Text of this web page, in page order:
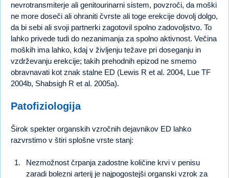
nevrotransmiterje ali genitourinarni sistem, povzroči, da moški
ne more doseči ali ohraniti čvrste ali toge erekcije dovolj dolgo,
da bi sebi ali svoji partnerki zagotovil spolno zadovoljstvo. To
lahko privede tudi do nezanimanja za spolno aktivnost. Večina
moških ima lahko, kdaj v življenju težave pri doseganju in
vzdrževanju erekcije; takih prehodnih epizod ne smemo
obravnavati kot znak stalne ED (Lewis R et al. 2004, Lue TF
2004b, Shabsigh R et al. 2005a).
Patofiziologija
Širok spekter organskih vzročnih dejavnikov ED lahko
razvrstimo v štiri splošne vrste stanj:
Nezmožnost črpanja zadostne količine krvi v penisu
zaradi bolezni arterij je najpogostejši organski vzrok za